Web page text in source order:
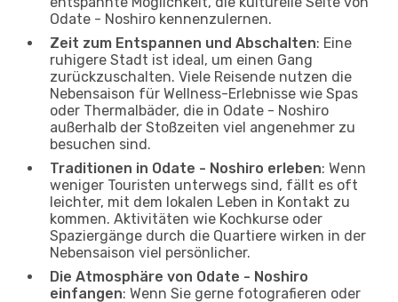
Odate - Noshiro kennenzulernen.
Zeit zum Entspannen und Abschalten: Eine
ruhigere Stadt ist ideal, um einen Gang
zurückzuschalten. Viele Reisende nutzen die
Nebensaison für Wellness-Erlebnisse wie Spas
oder Thermalbäder, die in Odate - Noshiro
außerhalb der Stoßzeiten viel angenehmer zu
besuchen sind.
Traditionen in Odate - Noshiro erleben: Wenn
weniger Touristen unterwegs sind, fällt es oft
leichter, mit dem lokalen Leben in Kontakt zu
kommen. Aktivitäten wie Kochkurse oder
Spaziergänge durch die Quartiere wirken in der
Nebensaison viel persönlicher.
Die Atmosphäre von Odate - Noshiro
einfangen: Wenn Sie gerne fotografieren oder